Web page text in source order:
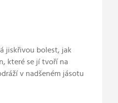
jiskřivou bolest, jak
které se jí tvoří na
v nadšeném jásotu